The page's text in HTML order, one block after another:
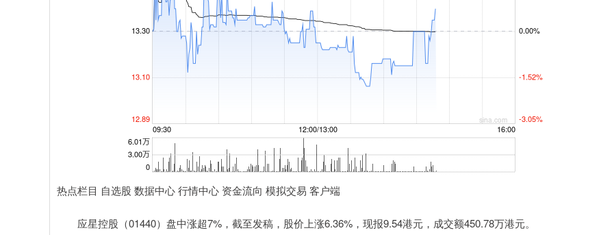
热点栏目 自选股 数据中心 行情中心 资金流向 模拟交易 客户端
应星控股（01440）盘中涨超7%，截至发稿，股价上涨6.36%，现报9.54港元，成交额450.78万港元。